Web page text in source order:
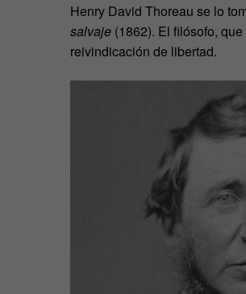
Henry David Thoreau se lo
salvaje (1862). El filósofo,
reivindicación de libertad.